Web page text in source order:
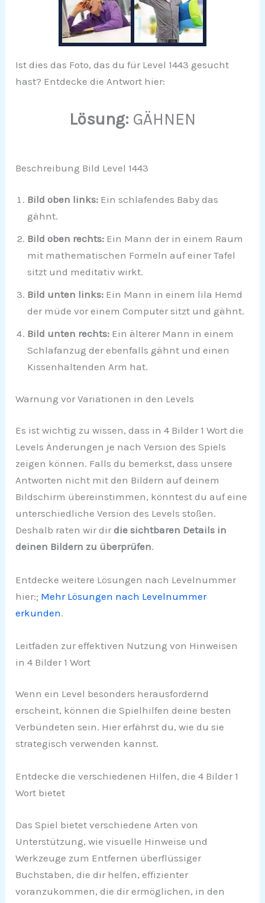
Ist dies das Foto, das du für Level 1443 gesucht
hast? Entdecke die Antwort hier:
Lösung: GÄHNEN
Beschreibung Bild Level 1443
Bild oben links: Ein schlafendes Baby das
gähnt.
Bild oben rechts: Ein Mann der in einem Raum
mit mathematischen Formeln auf einer Tafel
sitzt und meditativ wirkt.
Bild unten links: Ein Mann in einem lila Hemd
der müde vor einem Computer sitzt und gähnt.
Bild unten rechts: Ein älterer Mann in einem
Schlafanzug der ebenfalls gähnt und einen
Kissenhaltenden Arm hat.
Warnung vor Variationen in den Levels
Es ist wichtig zu wissen, dass in 4 Bilder 1 Wort die
Levels Änderungen je nach Version des Spiels
zeigen können. Falls du bemerkst, dass unsere
Antworten nicht mit den Bildern auf deinem
Bildschirm übereinstimmen, könntest du auf eine
unterschiedliche Version des Levels stoßen.
Deshalb raten wir dirdie sichtbaren Details in
deinen Bildern zu überprüfen.
Entdecke weitere Lösungen nach Levelnummer
hier:; Mehr Lösungen nach Levelnummer
erkunden.
Leitfaden zur effektiven Nutzung von Hinweisen
in 4 Bilder 1 Wort
Wenn ein Level besonders herausfordernd
erscheint, können die Spielhilfen deine besten
Verbündeten sein. Hier erfährst du, wie du sie
strategisch verwenden kannst.
Entdecke die verschiedenen Hilfen, die 4 Bilder 1
Wort bietet
Das Spiel bietet verschiedene Arten von
Unterstützung, wie visuelle Hinweise und
Werkzeuge zum Entfernen überflüssiger
Buchstaben, die dir helfen, effizienter
voranzukommen, die dir ermöglichen, in den